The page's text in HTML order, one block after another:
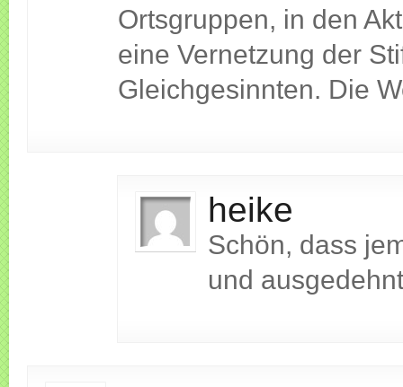
Ortsgruppen, in den
eine Vernetzung der
Gleichgesinnten. Die
heike
Schön, dass
und